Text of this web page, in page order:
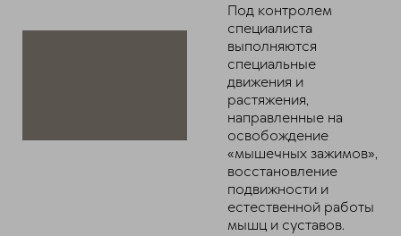
Под контролем
специалиста
выполняются
специальные
движения и
растяжения,
направленные на
освобождение
«мышечных зажимов»,
восстановление
подвижности и
естественной работы
мышц и суставов.